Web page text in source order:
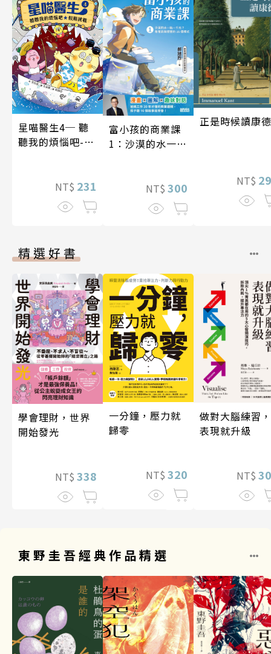
星喵醫生4─ 聽
聽我的煩惱吧-假
NT$ 231
富小孩的商業課
1：沙漠的水一瓶
NT$ 300
正是時候讀康德
NT$
精選好書
學會理財，世界
開始發光
NT$ 338
一分鐘，壓力就
歸零
NT$ 320
做對大腦練習，
表現就升級
NT$
東野圭吾經典作品精選